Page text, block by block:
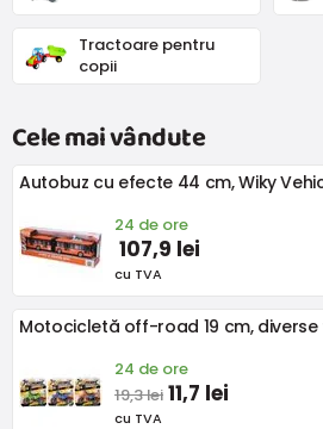
Tractoare pentru
copii
Cele mai vândute
Autobuz cu efecte 44 cm, Wiky
24 de ore
107,9 lei
cu TVA
24 de ore
19,3 lei 11,7 lei
cu TVA